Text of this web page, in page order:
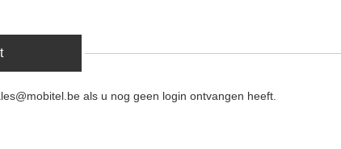
als u nog geen login ontvangen heeft.